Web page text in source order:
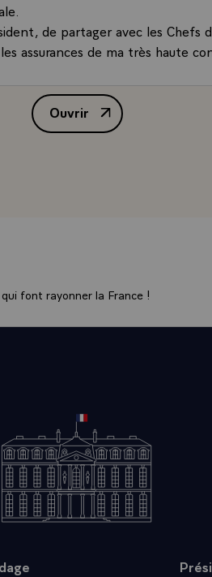
de partager avec les Chefs
assurances de ma très haute
Ouvrir
Message de M. Valéry
font rayonner la France !